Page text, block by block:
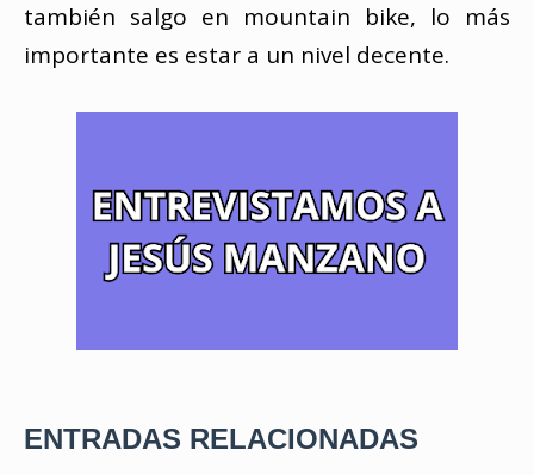
también salgo en mountain bike, lo más
importante es estar a un nivel decente.
ENTRADAS RELACIONADAS